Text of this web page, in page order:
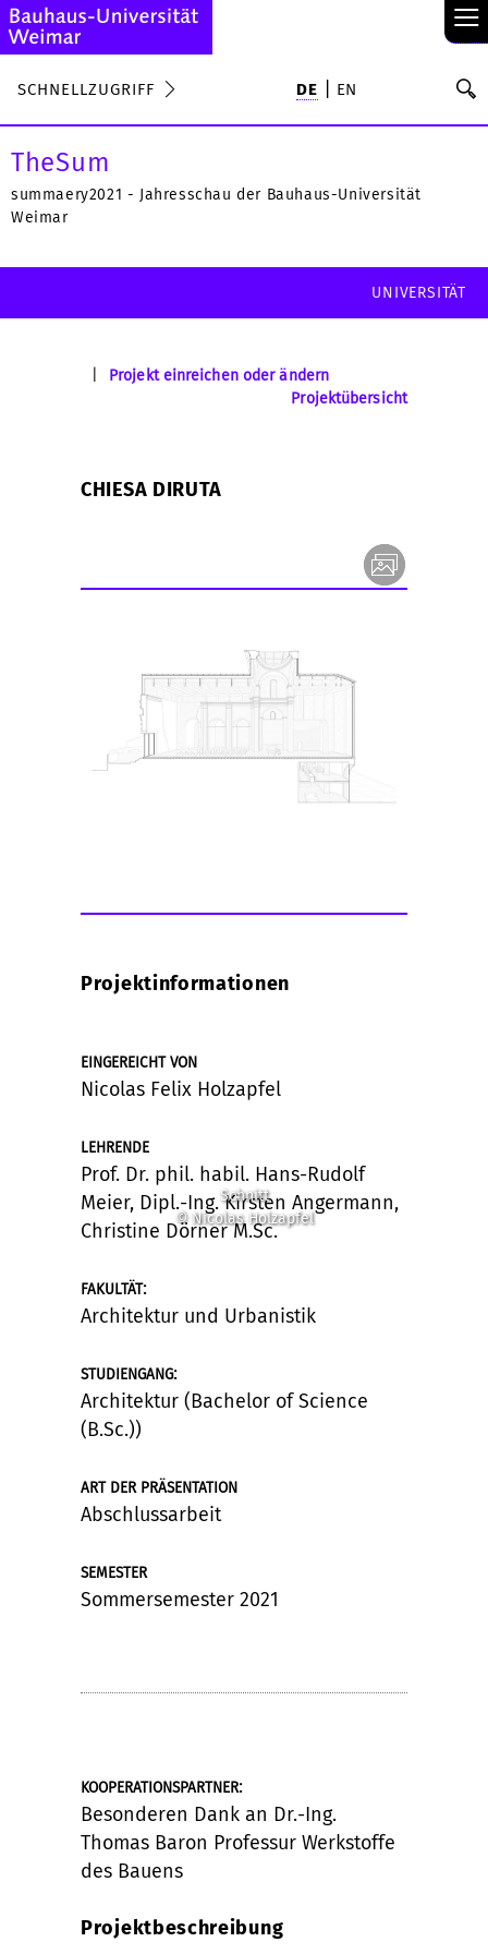
≡
SCHNELLZUGRIFF DE EN
TheSum
summaery2021 - Jahresschau der Bauhaus-Universität
Weimar
UNIVERSITÄT
Projekt einreichen oder ändern
Projektübersicht
CHIESA DIRUTA
Schnitt
© Nicolas Holzapfel
Projektinformationen
EINGEREICHT VON
Nicolas Felix Holzapfel
LEHRENDE
Prof. Dr. phil. habil. Hans-Rudolf
Meier, Dipl.-Ing. Kirsten Angermann,
Christine Dörner M.Sc.
FAKULTÄT:
Architektur und Urbanistik
STUDIENGANG:
Architektur (Bachelor of Science
(B.Sc.))
ART DER PRÄSENTATION
Abschlussarbeit
SEMESTER
Sommersemester 2021
KOOPERATIONSPARTNER:
Besonderen Dank an Dr.-Ing.
Thomas Baron Professur Werkstoffe
des Bauens
Projektbeschreibung